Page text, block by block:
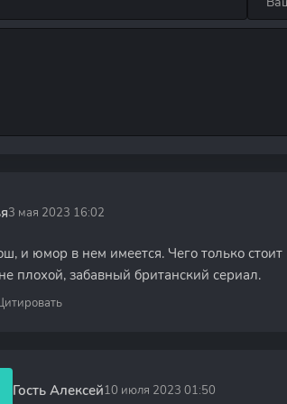
3 мая 2023 16:02
и юмор в нем имеется. Чего только
плохой, забавный британский сериал.
Гость Алексей10 июля 2023 01:50